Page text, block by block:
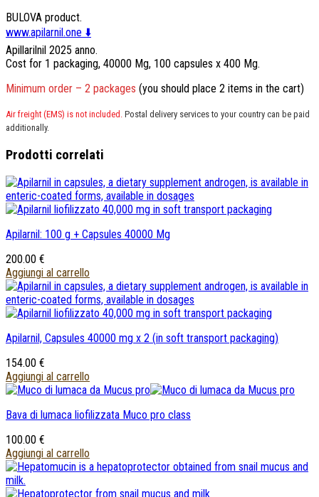
BULOVA product.
www.apilarnil.one ⬇️
Apillarilnil 2025 anno.
Cost for 1 packaging, 40000 Mg, 100 capsules x 400 Mg.
Minimum order – 2 packages (you should place 2 items in the cart)
Air freight (EMS) is not included Postal delivery services to your country can be paid
additionally.
Prodotti correlati
Apilarnil: 100 g + Capsules 40000 Mg
200.00 €
Aggiungi al carrello
Apilarnil, Capsules 40000 mg х 2 (in soft transport packaging)
154.00 €
Aggiungi al carrello
Bava di lumaca liofilizzata Muco pro class
100.00 €
Aggiungi al carrello